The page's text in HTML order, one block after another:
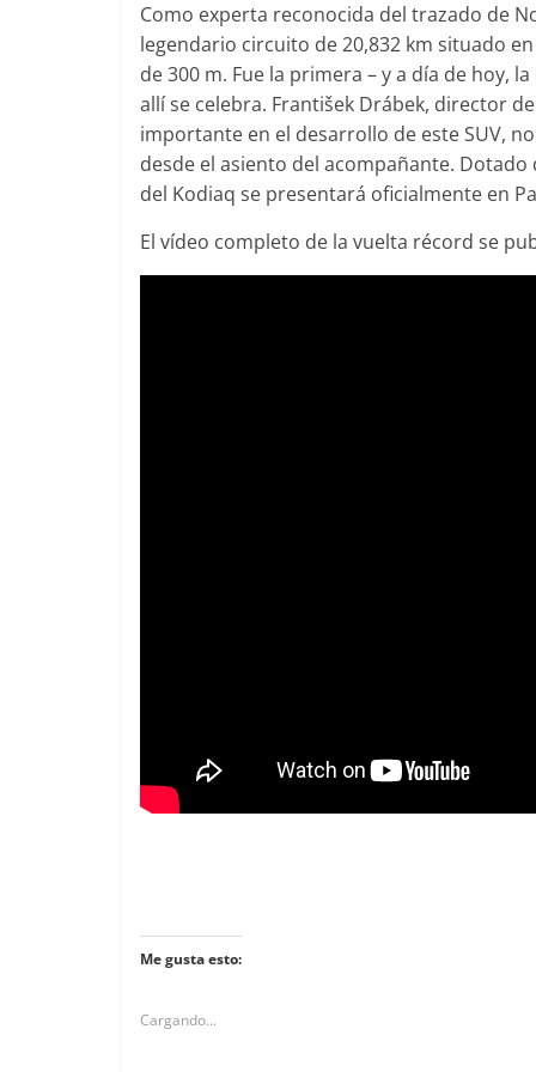
Como experta reconocida del trazado de
legendario circuito de 20,832 km situado
de 300 m. Fue la primera – y a día de hoy,
allí se celebra. František Drábek, director
importante en el desarrollo de este SUV,
desde el asiento del acompañante.
del Kodiaq se presentará oficialmente en
El vídeo completo de la vuelta récord se
Me gusta esto:
Cargando...
Clásicos
BMW Serie 7: lujo desde
1977
28 de junio de 2022 mospotter84 0